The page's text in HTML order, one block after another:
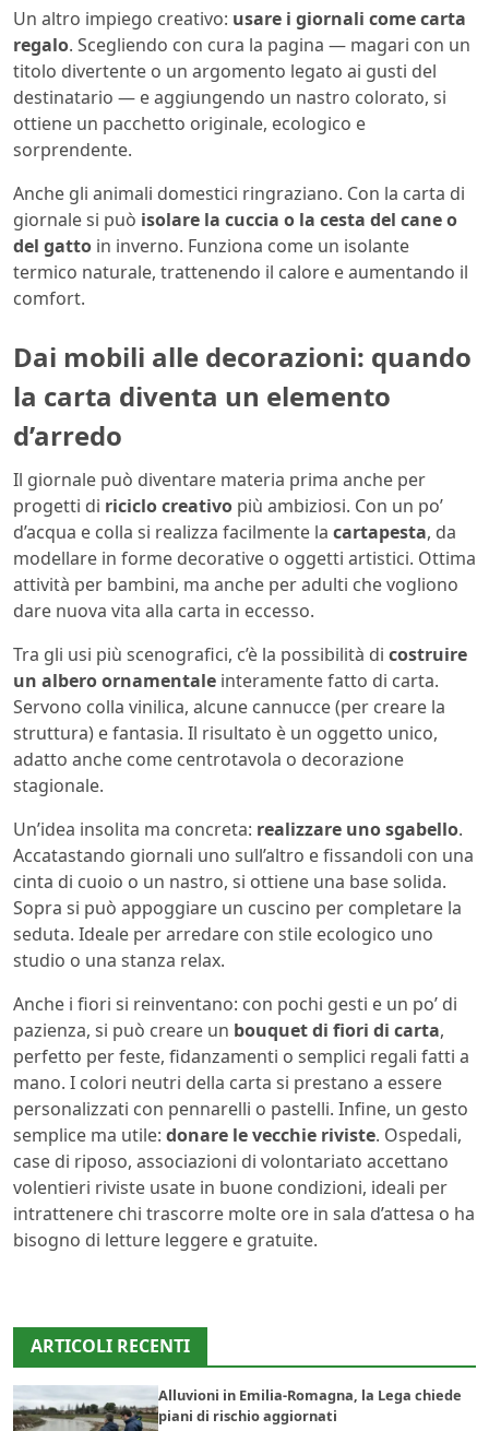
Un altro impiego creativo: usare i giornali come carta
regalo. Scegliendo con cura la pagina — magari con un
titolo divertente o un argomento legato ai gusti del
destinatario — e aggiungendo un nastro colorato, si
ottiene un pacchetto originale, ecologico e
sorprendente.
Anche gli animali domestici ringraziano. Con la carta di
giornale si può isolare la cuccia o la cesta del cane o
del gatto in inverno. Funziona come un isolante
termico naturale, trattenendo il calore e aumentando il
comfort.
Dai mobili alle decorazioni: quando
la carta diventa un elemento
d’arredo
Il giornale può diventare materia prima anche per
progetti di riciclo creativo più ambiziosi. Con un po’
d’acqua e colla si realizza facilmente la cartapesta, da
modellare in forme decorative o oggetti artistici. Ottima
attività per bambini, ma anche per adulti che vogliono
dare nuova vita alla carta in eccesso.
Tra gli usi più scenografici, c’è la possibilità di costruire
un albero ornamentale interamente fatto di carta.
Servono colla vinilica, alcune cannucce (per creare la
struttura) e fantasia. Il risultato è un oggetto unico,
adatto anche come centrotavola o decorazione
stagionale.
Un’idea insolita ma concreta: realizzare uno sgabello.
Accatastando giornali uno sull’altro e fissandoli con una
cinta di cuoio o un nastro, si ottiene una base solida.
Sopra si può appoggiare un cuscino per completare la
seduta. Ideale per arredare con stile ecologico uno
studio o una stanza relax.
Anche i fiori si reinventano: con pochi gesti e un po’ di
pazienza, si può creare un bouquet di fiori di carta,
perfetto per feste, fidanzamenti o semplici regali fatti a
mano. I colori neutri della carta si prestano a essere
personalizzati con pennarelli o pastelli. Infine, un gesto
semplice ma utile: donare le vecchie riviste. Ospedali,
case di riposo, associazioni di volontariato accettano
volentieri riviste usate in buone condizioni, ideali per
intrattenere chi trascorre molte ore in sala d’attesa o ha
bisogno di letture leggere e gratuite.
ARTICOLI RECENTI
Alluvioni in Emilia-Romagna, la Lega chiede
piani di rischio aggiornati